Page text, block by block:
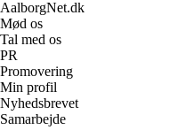
AalborgNet.dk
Mød os
Tal med os
PR
Promovering
Min profil
Nyhedsbrevet
Samarbejde